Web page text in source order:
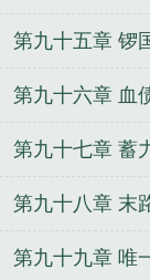
第九十五章 锣
第九十六章 血
第九十七章 蓄
第九十八章 末
第九十九章 唯